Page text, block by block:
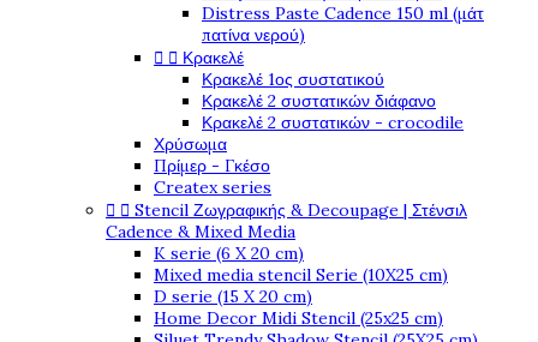
Distress Paste Cadence 150 ml (μάτ
πατίνα νερού)
  Κρακελέ
Κρακελέ 1ος συστατικού
Κρακελέ 2 συστατικών διάφανο
Κρακελέ 2 συστατικών - crocodile
Χρύσωμα
Πρίμερ - Γκέσο
Createx series
  Stencil Ζωγραφικής & Decoupage | Στένσιλ
Cadence & Mixed Media
K serie (6 X 20 cm)
Mixed media stencil Serie (10X25 cm)
D serie (15 X 20 cm)
Home Decor Midi Stencil (25x25 cm)